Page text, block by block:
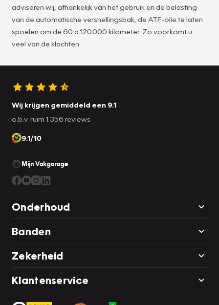
adviseren wij, afhankelijk van het gebruik en de belasting
van de automatische versnellingsbak, de ATF-olie te laten
spoelen om de 60 a 120.000 kilometer. Zo voorkomt u
veel van de klachten.
Wij krijgen gemiddeld een 9.1
o.b.v. ruim 1.356 reviews
9.1/10
Mijn Vakgarage
Onderhoud
Banden
Zekerheid
Klantenservice